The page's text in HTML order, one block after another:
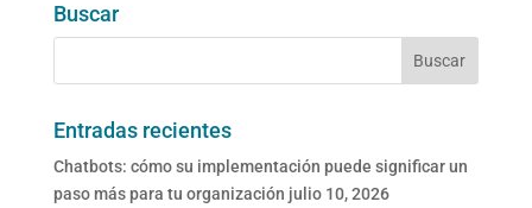
Buscar
Entradas recientes
Chatbots: cómo su implementación puede significar un
paso más para tu organización julio 10, 2026